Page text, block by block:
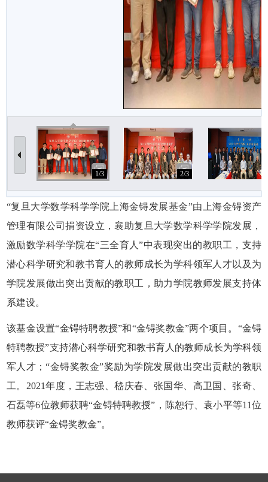
1/3 2/3
“复旦大学数学科学学院上海金锝发展基金”由上海金锝资产
管理有限公司捐资设立，襄助复旦大学数学科学学院发展，
激励数学科学学院在“三全育人”中表现突出的教职工，支持
潜心科学研究和教书育人的教师成长为学科领军人才以及为
学院发展做出突出贡献的教职工 ， 助力学院教师发展支持体
系建设。
该基金设置“金锝特聘教授”和“金锝奖教金”两个项目。 “金锝
特聘教授”支持潜心科学研究和教书育人的教师成长为学科领
军人才；“金锝奖教金”奖励为学院发展做出突出贡献的教职
工。2021年度，王志强、嵇庆春、张国华、高卫国、张奇、
石磊等6位教师获聘“金锝特聘教授” ， 陈恕行 袁小平等1 1位
教师获评“金锝奖教金”。